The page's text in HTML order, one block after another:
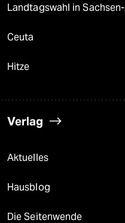
Landtagswahl in
Ceuta
Hitze
Verlag
Aktuelles
Hausblog
Die Seitenwende